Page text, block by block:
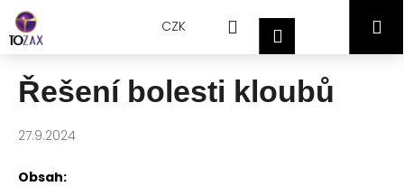
Přejít
obsah
CZK HledatPřihlášeníNákupní
košík
Řešení bolesti kloubů
27.9.2024
Obsah:
o
C
p
o